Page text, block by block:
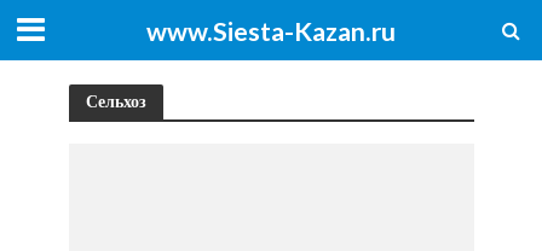
www.Siesta-Kazan.ru
Сельхоз